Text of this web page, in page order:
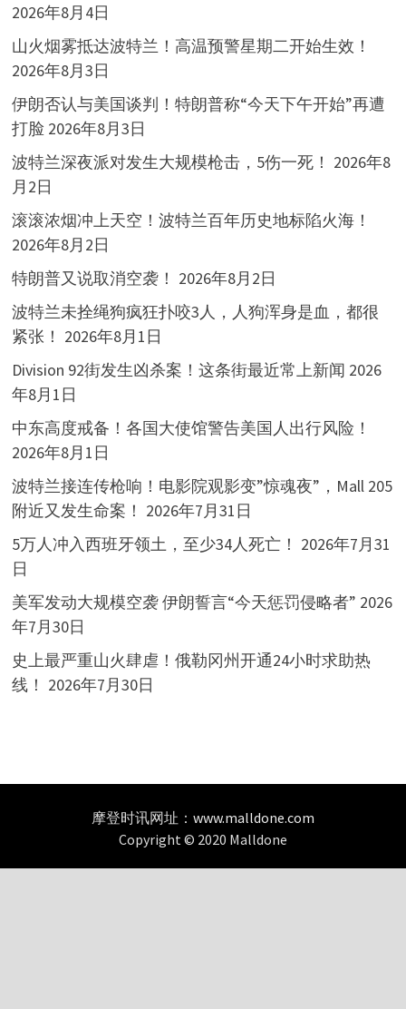
2026年8月4日
山火烟雾抵达波特兰！高温预警星期二开始生效！
2026年8月3日
伊朗否认与美国谈判！特朗普称“今天下午开始”再遭
打脸 2026年8月3日
波特兰深夜派对发生大规模枪击，5伤一死！ 2026年8
月2日
滚滚浓烟冲上天空！波特兰百年历史地标陷火海！
2026年8月2日
特朗普又说取消空袭！ 2026年8月2日
波特兰未拴绳狗疯狂扑咬3人，人狗浑身是血，都很
紧张！ 2026年8月1日
Division 92街发生凶杀案！这条街最近常上新闻 2026
年8月1日
中东高度戒备！各国大使馆警告美国人出行风险！
2026年8月1日
波特兰接连传枪响！电影院观影变”惊魂夜”，Mall 205
附近又发生命案！ 2026年7月31日
5万人冲入西班牙领土，至少34人死亡！ 2026年7月31
日
美军发动大规模空袭 伊朗誓言“今天惩罚侵略者” 2026
年7月30日
史上最严重山火肆虐！俄勒冈州开通24小时求助热
线！ 2026年7月30日
摩登时讯网址： www.malldone.com
Copyright © 2020 Malldone